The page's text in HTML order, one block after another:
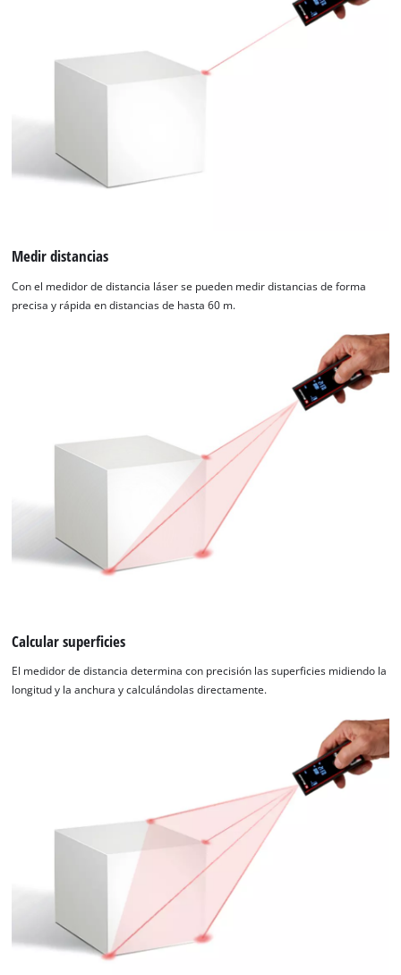
¡Necesitamos su consentimiento para
cargar el servicio Google Maps!
This content is not permitted to load due
Powered by
Medir distancias
Con el medidor de distancia láser se pueden medir distancias de forma
precisa y rápida en distancias de hasta 60 m.
Calcular superficies
El medidor de distancia determina con precisión las superficies midiendo la
longitud y la anchura y calculándolas directamente.